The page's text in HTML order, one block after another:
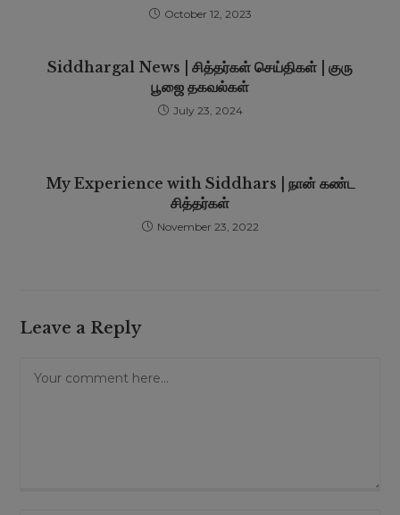
October 12, 2023
Siddhargal News | சித்தர்கள் செய்திகள் | குரு
பூஜை தகவல்கள்
July 23, 2024
My Experience with Siddhars | நான் கண்ட
சித்தர்கள்
November 23, 2022
Leave a Reply